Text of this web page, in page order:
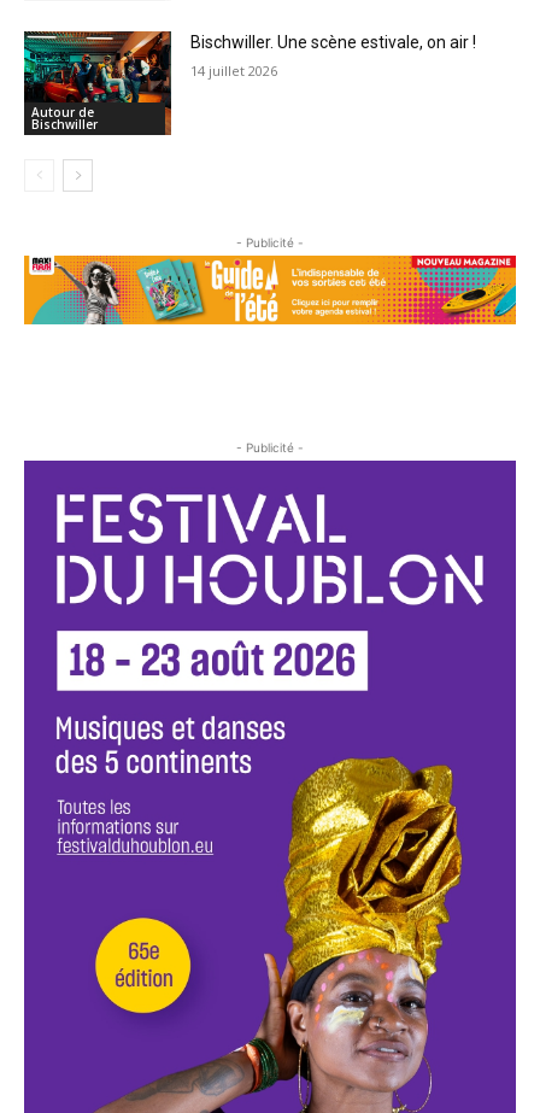
Autour de
Bischwiller
Bischwiller. Une scène estivale, on air !
14 juillet 2026
- Publicité -
- Publicité -